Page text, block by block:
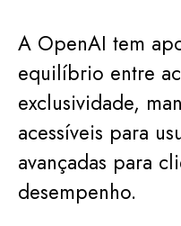
A OpenAI tem
equilíbrio entre
exclusividade,
acessíveis para
avançadas para
desempenho.